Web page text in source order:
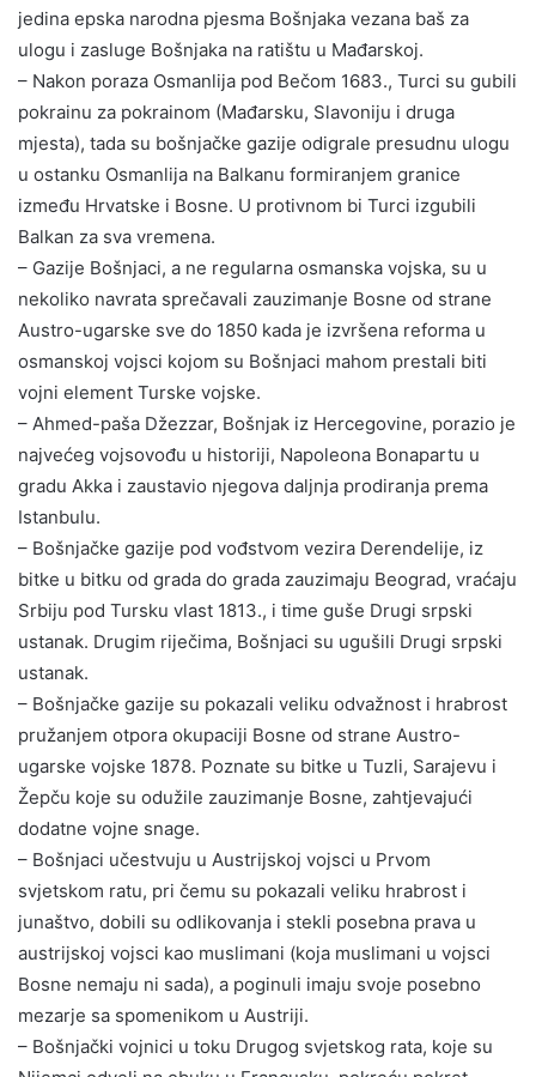
jedina epska narodna pjesma Bošnjaka vezana baš za
ulogu i zasluge Bošnjaka na ratištu u Mađarskoj.
– Nakon poraza Osmanlija pod Bečom 1683., Turci su gubili
pokrainu za pokrainom (Mađarsku, Slavoniju i druga
mjesta), tada su bošnjačke gazije odigrale presudnu ulogu
u ostanku Osmanlija na Balkanu formiranjem granice
između Hrvatske i Bosne. U protivnom bi Turci izgubili
Balkan za sva vremena.
– Gazije Bošnjaci, a ne regularna osmanska vojska, su u
nekoliko navrata sprečavali zauzimanje Bosne od strane
Austro-ugarske sve do 1850 kada je izvršena reforma u
osmanskoj vojsci kojom su Bošnjaci mahom prestali biti
vojni element Turske vojske.
– Ahmed-paša Džezzar, Bošnjak iz Hercegovine, porazio je
najvećeg vojsovođu u historiji, Napoleona Bonapartu u
gradu Akka i zaustavio njegova daljnja prodiranja prema
Istanbulu.
– Bošnjačke gazije pod vođstvom vezira Derendelije, iz
bitke u bitku od grada do grada zauzimaju Beograd, vraćaju
Srbiju pod Tursku vlast 1813., i time guše Drugi srpski
ustanak. Drugim riječima, Bošnjaci su ugušili Drugi srpski
ustanak.
– Bošnjačke gazije su pokazali veliku odvažnost i hrabrost
pružanjem otpora okupaciji Bosne od strane Austro-
ugarske vojske 1878. Poznate su bitke u Tuzli, Sarajevu i
Žepču koje su odužile zauzimanje Bosne, zahtjevajući
dodatne vojne snage.
– Bošnjaci učestvuju u Austrijskoj vojsci u Prvom
svjetskom ratu, pri čemu su pokazali veliku hrabrost i
junaštvo, dobili su odlikovanja i stekli posebna prava u
austrijskoj vojsci kao muslimani (koja muslimani u vojsci
Bosne nemaju ni sada), a poginuli imaju svoje posebno
mezarje sa spomenikom u Austriji.
– Bošnjački vojnici u toku Drugog svjetskog rata, koje su